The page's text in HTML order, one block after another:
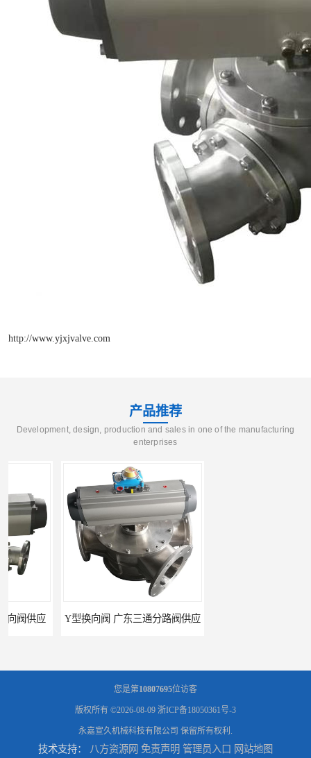
http://www.yjxjvalve.com
产品推荐
Development, design, production and sales in one of the manufacturing
enterprises
Y型换向阀 广东三通分路阀供应 河南换向阀供货商 气动球阀
您是第10807695位访客
版权所有 ©2026-08-09 浙ICP备18050361号-3
永嘉宣久机械科技有限公司 保留所有权利.
技术支持： 八方资源网 免责声明 管理员入口 网站地图